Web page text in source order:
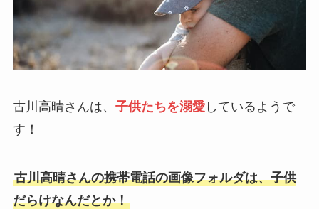
古川高晴さんは、 子供たちを溺愛しているようで
す！
古川高晴さんの携帯電話の画像フォルダは、子供
だらけなんだとか！